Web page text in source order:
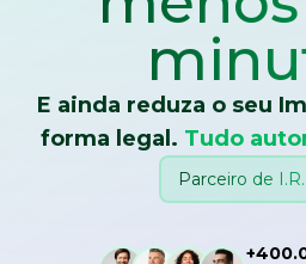
E ainda reduza o seu
forma legal. Tudo
Parceiro de